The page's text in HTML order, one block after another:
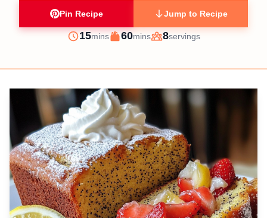
Pin Recipe Jump to Recipe
Prep
15minutes
mins
Cook
60minutes
mins
Servings
8servings